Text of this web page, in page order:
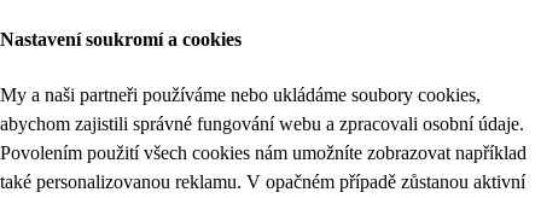
Nastavení soukromí a cookies
My a naši partneři používáme nebo ukládáme soubory cookies,
abychom zajistili správné fungování webu a zpracovali osobní údaje.
Povolením použití všech cookies nám umožníte zobrazovat například
také personalizovanou reklamu. V opačném případě zůstanou aktivní